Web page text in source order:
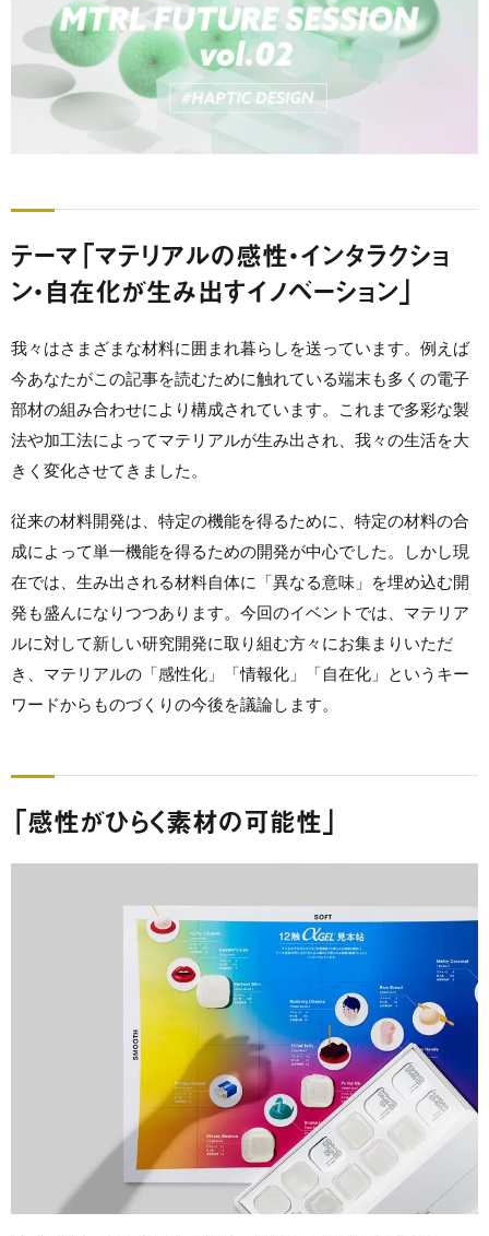
テーマ「マテリアルの感性・インタラクショ
ン・自在化が生み出すイノベーション」
我々はさまざまな材料に囲まれ暮らしを送っています。例えば
今あなたがこの記事を読むために触れている端末も多くの電子
部材の組み合わせにより構成されています。これまで多彩な製
法や加工法によってマテリアルが生み出され、我々の生活を大
きく変化させてきました。
従来の材料開発は、特定の機能を得るために、特定の材料の合
成によって単一機能を得るための開発が中心でした。しかし現
在では、生み出される材料自体に「異なる意味」を埋め込む開
発も盛んになりつつあります。今回のイベントでは、マテリア
ルに対して新しい研究開発に取り組む方々にお集まりいただ
き、マテリアルの「感性化」「情報化」「自在化」というキー
ワードからものづくりの今後を議論します。
「感性がひらく素材の可能性」